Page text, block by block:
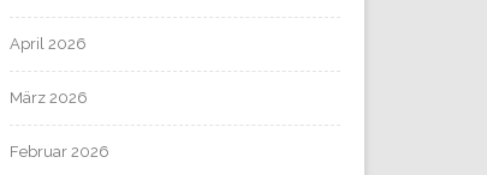
April 2026
März 2026
Februar 2026